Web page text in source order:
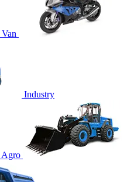
Van
Industry
Agro